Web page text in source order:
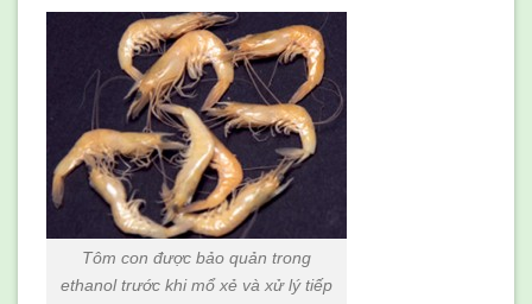
Tôm con được bảo quản trong
ethanol trước khi mổ xẻ và xử lý tiếp